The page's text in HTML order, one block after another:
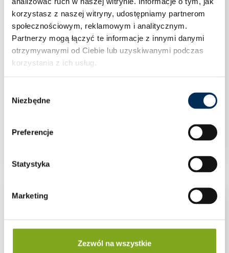
korzystasz z naszej witryny, udostępniamy partnerom
społecznościowym, reklamowym i analitycznym.
Partnerzy mogą łączyć te informacje z innymi danymi
otrzymywanymi od Ciebie lub uzyskiwanymi podczas
korzystania z ich usług.
zgody
Niezbędne
Preferencje
Statystyka
Marketing
Zezwól na wszystkie
Falownik Inwerter FoxESS T20-G3 20 kW